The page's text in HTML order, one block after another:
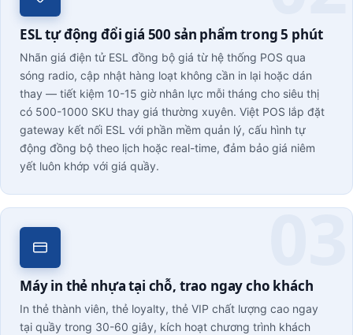
ESL tự động đổi giá 500 sản phẩm trong 5 phút
Nhãn giá điện tử ESL đồng bộ giá từ hệ thống POS qua
sóng radio, cập nhật hàng loạt không cần in lại hoặc dán
thay — tiết kiệm 10-15 giờ nhân lực mỗi tháng cho siêu thị
có 500-1000 SKU thay giá thường xuyên. Việt POS lắp đặt
gateway kết nối ESL với phần mềm quản lý, cấu hình tự
động đồng bộ theo lịch hoặc real-time, đảm bảo giá niêm
yết luôn khớp với giá quầy.
Máy in thẻ nhựa tại chỗ, trao ngay cho khách
In thẻ thành viên, thẻ loyalty, thẻ VIP chất lượng cao ngay
tại quầy trong 30-60 giây, kích hoạt chương trình khách